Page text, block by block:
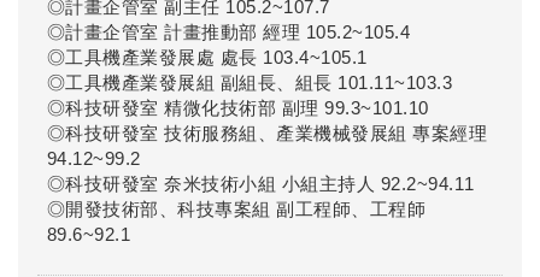
◎計畫企管室 副主任 105.2~107.7
◎計畫企管室 計畫推動部 經理 105.2~105.4
◎工具機產業發展處 處長 103.4~105.1
◎工具機產業發展組 副組長、組長 101.11~103.3
◎科技研發室 精微化技術部 副理 99.3~101.10
◎科技研發室 技術服務組、產業機械發展組 專案經理
94.12~99.2
◎科技研發室 奈米技術小組 小組主持人 92.2~94.11
◎開發技術部、科技專案組 副工程師、工程師
89.6~92.1